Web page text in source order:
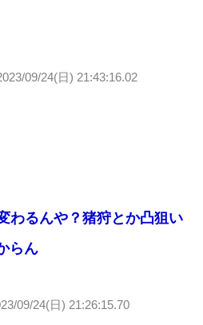
09/24(日) 21:43:16.02
わるんや？猪狩とか凸狙い
らん
09/24(日) 21:26:15.70